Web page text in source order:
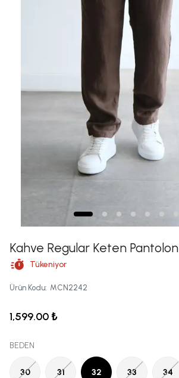
Kahve Regular Keten Pantolon
Tükeniyor
Ürün Kodu: MCN2242
1,599.00 ₺
BEDEN
30 31 32 33 34